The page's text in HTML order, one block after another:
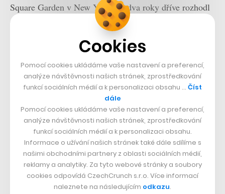
Square Garden v New Yorku, o dva roky dříve rozhodl
rozšířit portfolio zábavních prostor, vlastně neměl
mnoho příležitostí, kam se posunout prostou akvizicí či
vybudováním další haly. Ostatně už vlastní jednu z
nejslavnějších na světě.
pic.twitter.com/Vlu1pFAjSQ
— Sphere (@SphereVegas)September 30, 2023
Postupně se tak zformovala idea dostat možnosti zábavy
na jinou úroveň. Původně mělo být hotovo a otevřeno
už v roce 2021, pandemie ale plány zhatila.
Cookies
Pomocí cookies ukládáme vaše nastavení a preferencí,
analýze návštěvnosti našich stránek, zprostředkování
funkcí sociálních médií a k personalizaci obsahu … Číst
dále
Pomocí cookies ukládáme vaše nastavení a preferencí,
analýze návštěvnosti našich stránek, zprostředkování
funkcí sociálních médií a k personalizaci obsahu.
Informace o užívání našich stránek také dále sdílíme s
našimi obchodními partnery z oblasti sociálních médií,
reklamy a analytiky. Za tyto webové stránky a soubory
cookies odpovídá CzechCrunch s.r.o. Více informací
naleznete na následujícím odkazu.